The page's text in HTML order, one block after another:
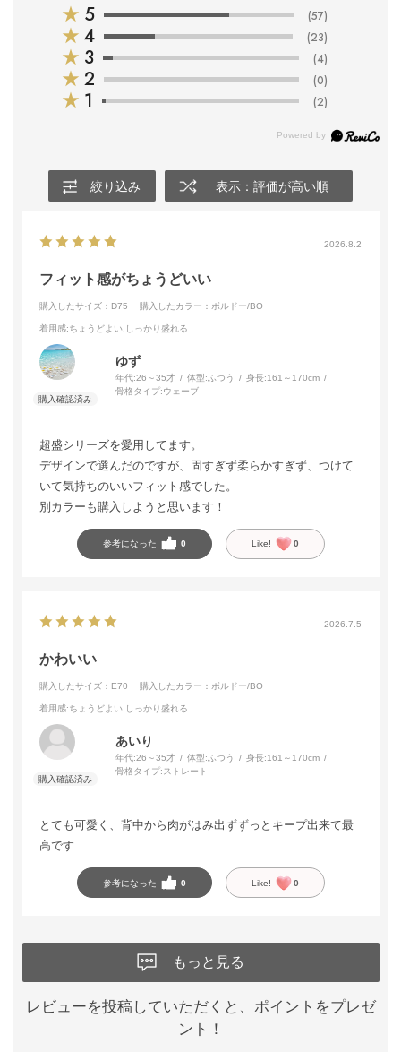
★ 5 (57)
★ 4 (23)
★ 3 (4)
★ 2 (0)
★ 1 (2)
絞り込み 表示：評価が高い順
2026.8.2
フィット感がちょうどいい
購入したサイズ：D75 購入したカラー：ボルドー/BO
着用感:ちょうどよい,しっかり盛れる
ゆず
年代:26～35才 体型: ふつう 身長:161～170cm
骨格タイプ:ウェーブ
超盛シリーズを愛用してます。
デザインで選んだのですが、固すぎず柔らかすぎず、つけて
いて気持ちのいいフィット感でした。
別カラーも購入しようと思います！
参考になった 0 Like! 0
2026.7.5
かわいい
購入したサイズ：E70 購入したカラー：ボルドー/BO
着用感:ちょうどよい,しっかり盛れる
あいり
年代:26～35才 体型:ふつう 身長:161～170cm
骨格タイプ:ストレート
とても可愛く、背中から肉がはみ出ずずっとキープ出来て最
高です
参考になった 0 Like! 0
もっと見る
レビューを投稿していただくと、ポイントをプレゼ
ント！